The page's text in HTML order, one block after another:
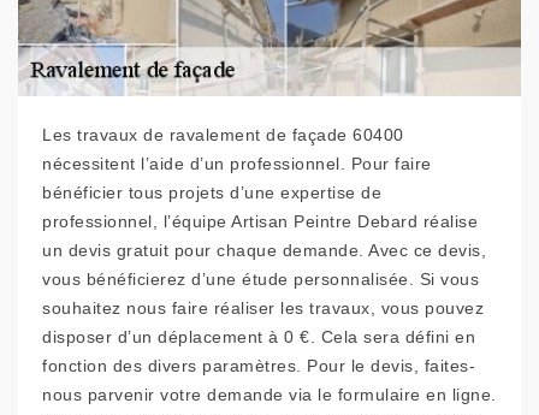
Les travaux de ravalement de façade 60400
nécessitent l’aide d’un professionnel. Pour faire
bénéficier tous projets d’une expertise de
professionnel, l’équipe Artisan Peintre Debard réalise
un devis gratuit pour chaque demande. Avec ce devis,
vous bénéficierez d’une étude personnalisée. Si vous
souhaitez nous faire réaliser les travaux, vous pouvez
disposer d’un déplacement à 0 €. Cela sera défini en
fonction des divers paramètres. Pour le devis, faites-
nous parvenir votre demande via le formulaire en ligne.